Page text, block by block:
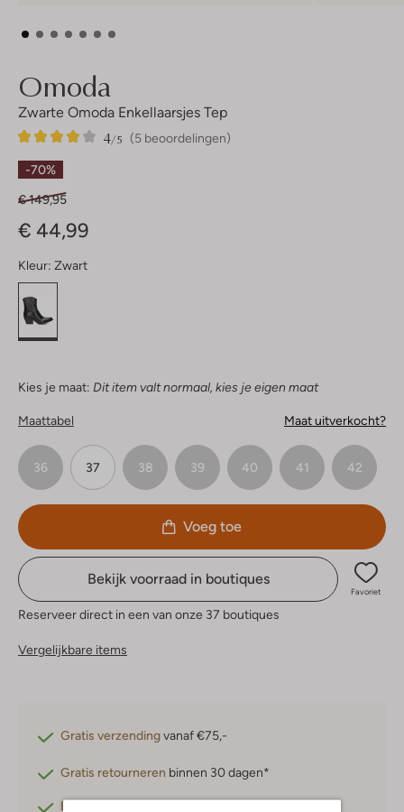
Omoda
Zwarte Omoda Enkellaarsjes Tep
(5 beoordelingen)
4/5
5
4
Sterren
-70%
€ 149,95
€ 44,99
Kleur: Zwart
Kies je maat: Dit item valt normaal, kies je eigen maat
Maattabel Maat uitverkocht?
36 37 38 39 40 41 42
Voeg toe
Bekijk voorraad in boutiques
Favoriet
Reserveer direct in een van onze 37 boutiques
Vergelijkbare items
Gratis verzendingvanaf €75,-
Gratis retourneren binnen 30 dagen*
Betaal achteraf